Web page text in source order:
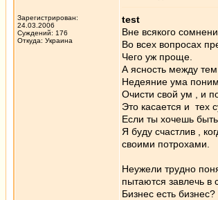
Зарегистрирован:
24.03.2006
Суждений: 176
Откуда: Украина
test
Вне всякого
Во всех вопросах
Чего уж проще.
А ясность между тем
Недеяние ума
Очисти свой ум , и
Это касается и тех
Если ты хочешь
Я буду счастлив ,
своими потрохами.
Неужели трудно
пытаются завлечь в
Бизнес есть бизнес?